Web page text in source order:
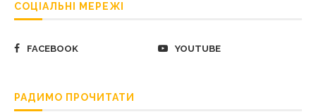
СОЦІАЛЬНІ МЕРЕЖІ
FACEBOOK YOUTUBE
РАДИМО ПРОЧИТАТИ